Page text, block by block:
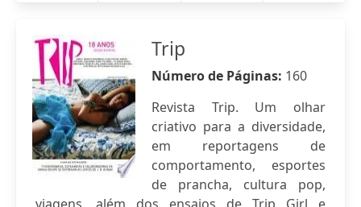
Trip
Número de Páginas: 160
Revista Trip. Um olhar
criativo para a diversidade,
em reportagens de
comportamento, esportes
de prancha, cultura pop,